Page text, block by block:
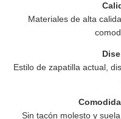
Materiales de alta
Estilo de zapatilla actual,
Sin tacón molesto y